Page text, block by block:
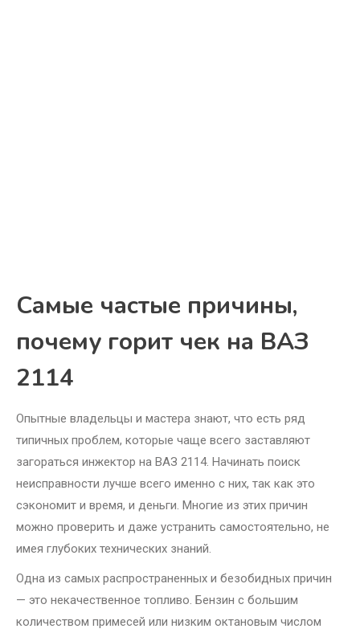
Самые частые причины,
почему горит чек на ВАЗ
2114
Опытные владельцы и мастера знают, что есть ряд
типичных проблем, которые чаще всего заставляют
загораться инжектор на ВАЗ 2114. Начинать поиск
неисправности лучше всего именно с них, так как это
сэкономит и время, и деньги. Многие из этих причин
можно проверить и даже устранить самостоятельно, не
имея глубоких технических знаний.
Одна из самых распространенных и безобидных причин
— это некачественное топливо. Бензин с большим
количеством примесей или низким октановым числом